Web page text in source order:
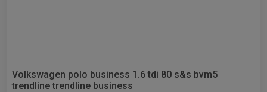
Volkswagen polo business 1.6 tdi 80 s&s bvm5
trendline trendline business